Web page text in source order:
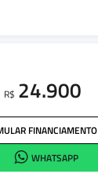
R$ 24.900
FINANCIAMENTO
WHATSAPP